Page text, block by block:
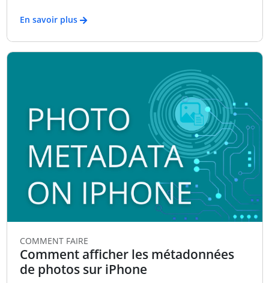
En savoir plus
COMMENT FAIRE
Comment afficher les métadonnées
de photos sur iPhone